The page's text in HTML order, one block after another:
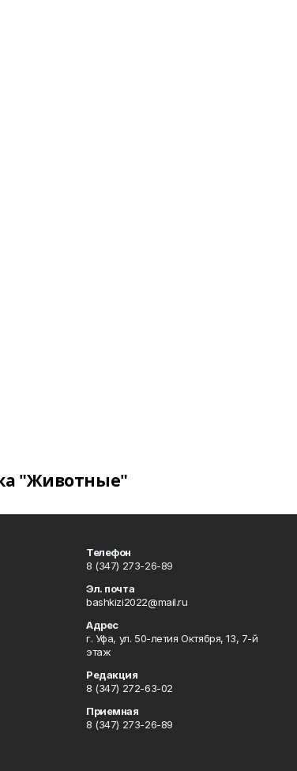
"Животные"
Телефон
8 (347) 273-26-89
Эл. почта
bashkizi2022@mail.ru
Адрес
г. Уфа, ул. 50-летия Октября, 13, 7-й
этаж
Редакция
8 (347) 272-63-02
Приемная
8 (347) 273-26-89